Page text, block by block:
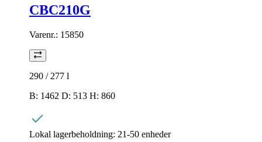
CBC210G
Varenr.: 15850
290 / 277 l
B: 1462 D: 513 H: 860
Lokal lagerbeholdning: 21-50 enheder